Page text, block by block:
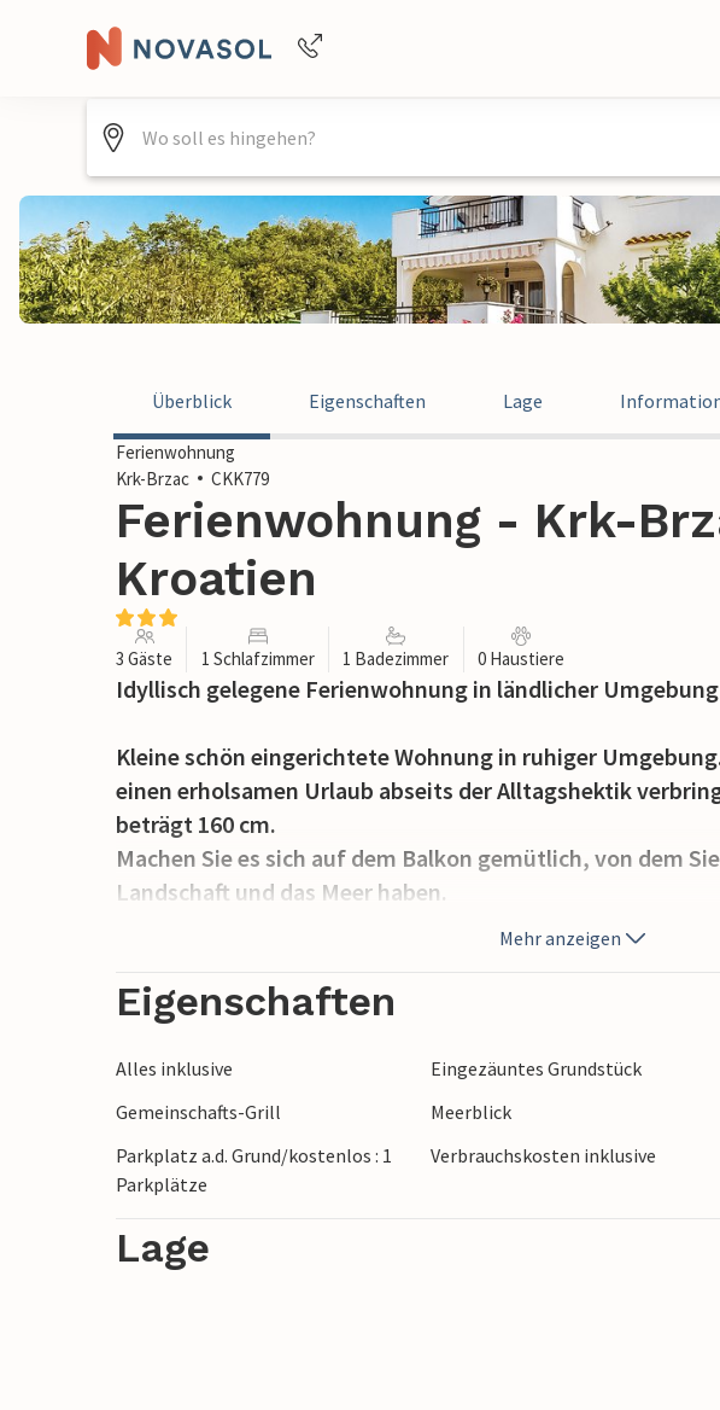
+4940688715475
Überblick Eigenschaften Lage
Ferienwohnung
Krk-Brzac
CKK779
Ferienwohnung - Krk-
Kroatien
3 Gäste 1 Schlafzimmer 1 Badezimmer 0 Haustiere
Idyllisch gelegene Ferienwohnung in ländlicher Umgebung
Kleine schön eingerichtete Wohnung in ruhiger
einen erholsamen Urlaub abseits der Alltagshektik
beträgt 160 cm.
Machen Sie es sich auf dem Balkon gemütlich, von dem
Landschaft und das Meer haben.
Auf dem eingezäunten Grundstück befindet sich ein
der von den Gästen genutzt werden kann.
Sie haben es nicht weit zum Kieselstrand, wo Sie sonnige
Im selben Haus befindet sich die Wohnung CKK448.
Mehr anzeigen
Eigenschaften
Alles inklusive Eingezäuntes Grundstück
Gemeinschafts-Grill
Meerblick
Parkplatz a.d. Grund/kostenlos : 1
Parkplätze
Verbrauchskosten inklusive
Lage